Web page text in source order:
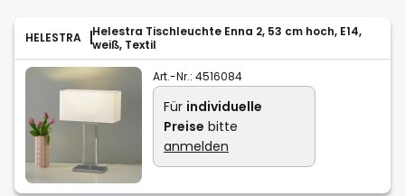
HELESTRA
Helestra Tischleuchte Enna 2, 53 cm hoch, E14,
weiß, Textil
Art.-Nr.: 4516084
Für individuelle
Preise bitte
anmelden